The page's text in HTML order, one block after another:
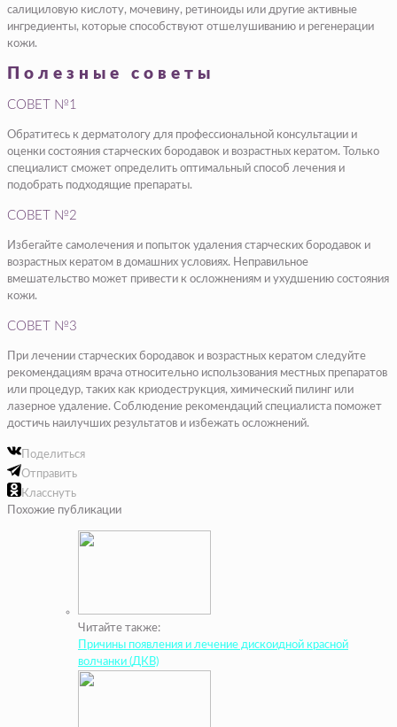
салициловую кислоту, мочевину, ретиноиды или другие активные
ингредиенты, которые способствуют отшелушиванию и регенерации
кожи.
Полезные советы
СОВЕТ №1
Обратитесь к дерматологу для профессиональной консультации и
оценки состояния старческих бородавок и возрастных кератом. Только
специалист сможет определить оптимальный способ лечения и
подобрать подходящие препараты.
СОВЕТ №2
Избегайте самолечения и попыток удаления старческих бородавок и
возрастных кератом в домашних условиях. Неправильное
вмешательство может привести к осложнениям и ухудшению состояния
кожи.
СОВЕТ №3
При лечении старческих бородавок и возрастных кератом следуйте
рекомендациям врача относительно использования местных препаратов
или процедур, таких как криодеструкция, химический пилинг или
лазерное удаление. Соблюдение рекомендаций специалиста поможет
достичь наилучших результатов и избежать осложнений.
Поделиться
Отправить
Класснуть
Похожие публикации
Читайте также:
Причины появления и лечение дискоидной красной
волчанки (ДКВ)